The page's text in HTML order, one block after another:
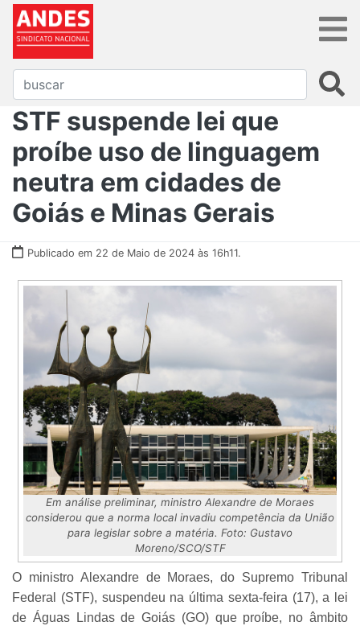
STF suspende lei que
proíbe uso de linguagem
neutra em cidades de
Goiás e Minas Gerais
Publicado em 22 de Maio de 2024 às 16h11.
Em análise preliminar, ministro Alexandre de Moraes
considerou que a norma local invadiu competência da União
para legislar sobre a matéria. Foto: Gustavo
Moreno/SCO/STF
O ministro Alexandre de Moraes, do Supremo Tribunal
Federal (STF), suspendeu na última sexta-feira (17), a lei
de Águas Lindas de Goiás (GO) que proíbe, no âmbito